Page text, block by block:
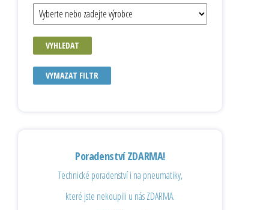
VYHLEDAT
VYMAZAT FILTR
Poradenství ZDARMA!
Technické poradenství i na pneumatiky,
které jste nekoupili u nás ZDARMA.